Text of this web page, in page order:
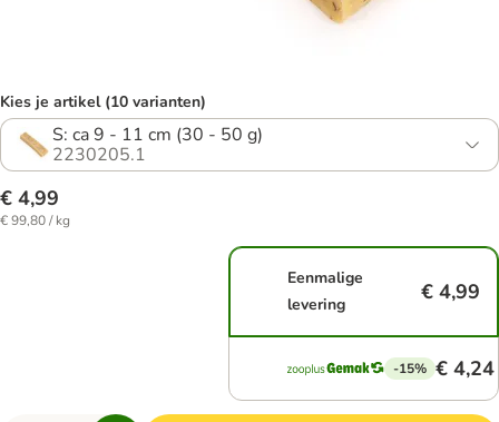
Kies je artikel (10 varianten)
S: ca 9 - 11 cm (30 - 50 g)
2230205.1
€ 4,99
€ 99,80 / kg
Eenmalige
levering
€ 4,99
-15% € 4,24